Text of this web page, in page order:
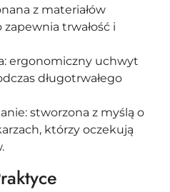
z materiałów
zapewnia trwałość i
ergonomiczny uchwyt
długotrwałego
stworzona z myślą o
którzy oczekują